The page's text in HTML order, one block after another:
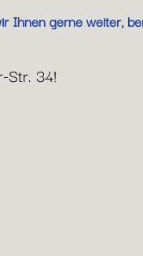
Ihnen gerne weiter,
Str. 34!